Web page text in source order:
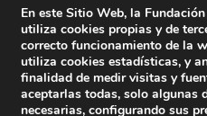
En este Sitio Web, la
utiliza cookies propias y de
correcto funcionamiento de la
utiliza cookies estadísticas, y
finalidad de medir visitas y
aceptarlas todas, solo algunas
necesarias, configurando sus